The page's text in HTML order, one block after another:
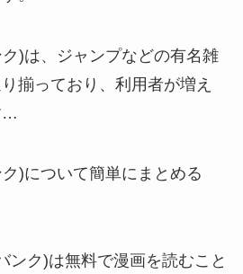
)は、ジャンプなどの有名雑
揃っており、利用者が増え
…
)について簡単にまとめる
ンク)は無料で漫画を読むこと